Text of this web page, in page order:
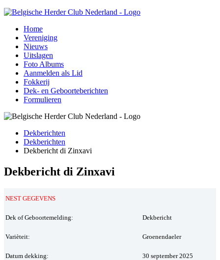
Home
Vereniging
Nieuws
Uitslagen
Foto Albums
Aanmelden als Lid
Fokkerij
Dek- en Geboorteberichten
Formulieren
Dekberichten
Dekberichten
Dekbericht di Zinxavi
Dekbericht di Zinxavi
NEST GEGEVENS
Dek of Geboortemelding: Dekbericht
Varièteit: Groenendaeler
Datum dekking: 30 september 2025